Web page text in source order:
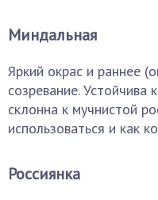
Миндальная
Яркий окрас и раннее
созревание. Устойчива
склонна к мучнистой
использоваться и как
Россиянка